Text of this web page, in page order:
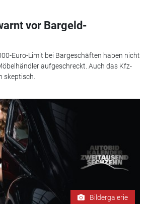
vor Bargeld-
Euro-Limit bei Bargeschäften haben nicht
aufgeschreckt. Auch das Kfz-
skeptisch.
Bildergalerie